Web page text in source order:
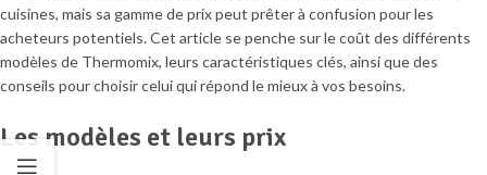
cuisines, mais sa gamme de prix peut prêter à confusion pour les
acheteurs potentiels. Cet article se penche sur le coût des différents
modèles de Thermomix, leurs caractéristiques clés, ainsi que des
conseils pour choisir celui qui répond le mieux à vos besoins.
Les modèles et leurs prix